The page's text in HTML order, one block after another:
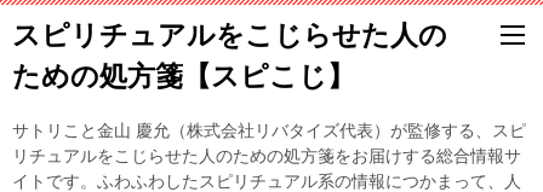
スピリチュアルをこじらせた人の
ための処方箋【スピこじ】
サトリこと金山 慶允（株式会社リバタイズ代表）が監修する、スピ
リチュアルをこじらせた人のための処方箋をお届けする総合情報サ
イトです。ふわふわしたスピリチュアル系の情報につかまって、人